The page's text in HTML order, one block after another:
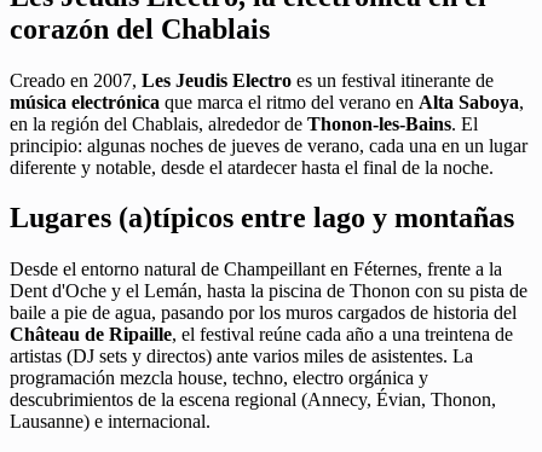
corazón del Chablais
Creado en 2007, Les Jeudis Electro es un festival itinerante de
música electrónica que marca el ritmo del verano en Alta Saboya,
en la región del Chablais, alrededor de Thonon-les-Bains. El
principio: algunas noches de jueves de verano, cada una en un lugar
diferente y notable, desde el atardecer hasta el final de la noche.
Lugares (a)típicos entre lago y montañas
Desde el entorno natural de Champeillant en Féternes, frente a la
Dent d'Oche y el Lemán, hasta la piscina de Thonon con su pista de
baile a pie de agua, pasando por los muros cargados de historia del
Château de Ripaille, el festival reúne cada año a una treintena de
artistas (DJ sets y directos) ante varios miles de asistentes. La
programación mezcla house, techno, electro orgánica y
descubrimientos de la escena regional (Annecy, Évian, Thonon,
Lausanne) e internacional.